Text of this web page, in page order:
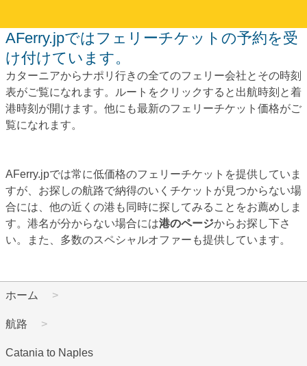
AFerry.jpではフェリーチケットの予約を受
け付けています。
カターニアからナポリ行きの全てのフェリー会社とその時刻
表がご覧になれます。ルートをクリックすると出航時刻と着
港時刻が開けます。他にも最新のフェリーチケット価格がご
覧になれます。
AFerry.jpでは常に低価格のフェリーチケットを提供していま
すが、お探しの航路で納得のいくチケットが見つからない場
合には、他の近くの港も同時に探してみることをお薦めしま
す。港名が分からない場合には港のページからお探し下さ
い。また、多数のスペシャルオファーも提供しています。
ホーム
航路
Catania to Naples